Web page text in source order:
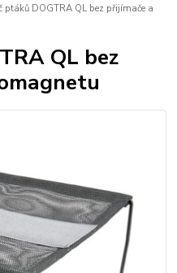
ptáků DOGTRA QL bez přijímače a
QL bez